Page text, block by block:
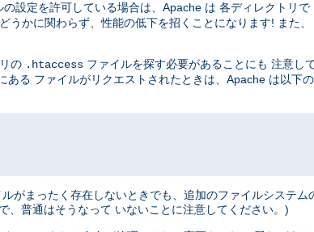
の設定を許可している場合は、Apache は 各ディレクトリで
うかに関わらず、性能の低下を招くことになります! また、
の .htaccess ファイルを探す必要があることにも 注意し
ある ファイルがリクエストされたときは、Apache は以下
がまったく存在しないときでも、追加のファイルシステム
、普通はそうなって いないことに注意してください。)